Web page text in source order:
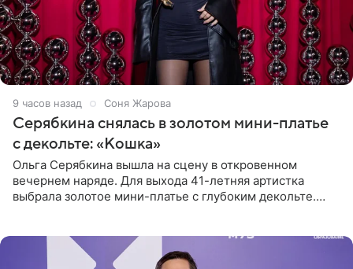
9 часов назад Соня Жарова
Серябкина снялась в золотом мини-платье
с декольте: «Кошка»
Ольга Серябкина вышла на сцену в откровенном
вечернем наряде. Для выхода 41-летняя артистка
выбрала золотое мини-платье с глубоким декольте.